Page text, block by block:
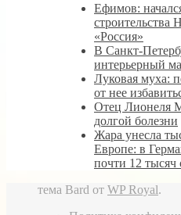
Ефимов:
строительства
«Россия»
В Санкт-
интерьерный
Луковая муха:
от нее
Отец Лионеля
долгой болезни
Жара унесла
Европе: в
почти 12 тысяч
тема Bard от WP Royal.